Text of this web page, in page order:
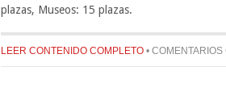
plazas, Museos: 15 plazas.
LEER CONTENIDO COMPLETO •